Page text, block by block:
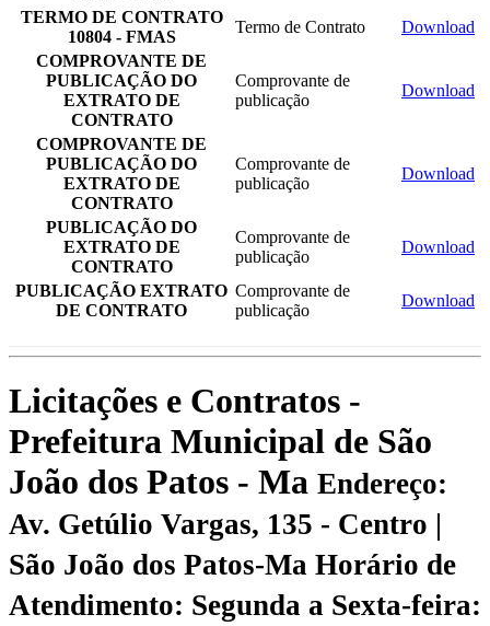
TERMO DE CONTRATO
10804 - FMAS
Termo de Contrato
Download
COMPROVANTE DE
PUBLICAÇÃO DO
EXTRATO DE
CONTRATO
Comprovante de
publicação
Download
COMPROVANTE DE
PUBLICAÇÃO DO
EXTRATO DE
CONTRATO
Comprovante de
publicação
Download
PUBLICAÇÃO DO
EXTRATO DE
CONTRATO
Comprovante de
publicação
Download
PUBLICAÇÃO EXTRATO
DE CONTRATO
Comprovante de
publicação
Download
Licitações e Contratos -
Prefeitura Municipal de São
João dos Patos - Ma Endereço:
Av. Getúlio Vargas, 135 - Centro |
São João dos Patos-Ma Horário de
Atendimento: Segunda a Sexta-feira: